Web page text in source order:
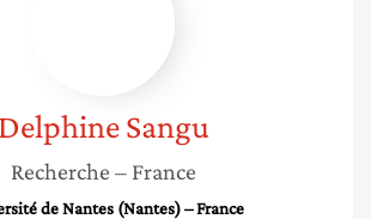
Delphine Sangu
Recherche – France
de Nantes (Nantes) – France